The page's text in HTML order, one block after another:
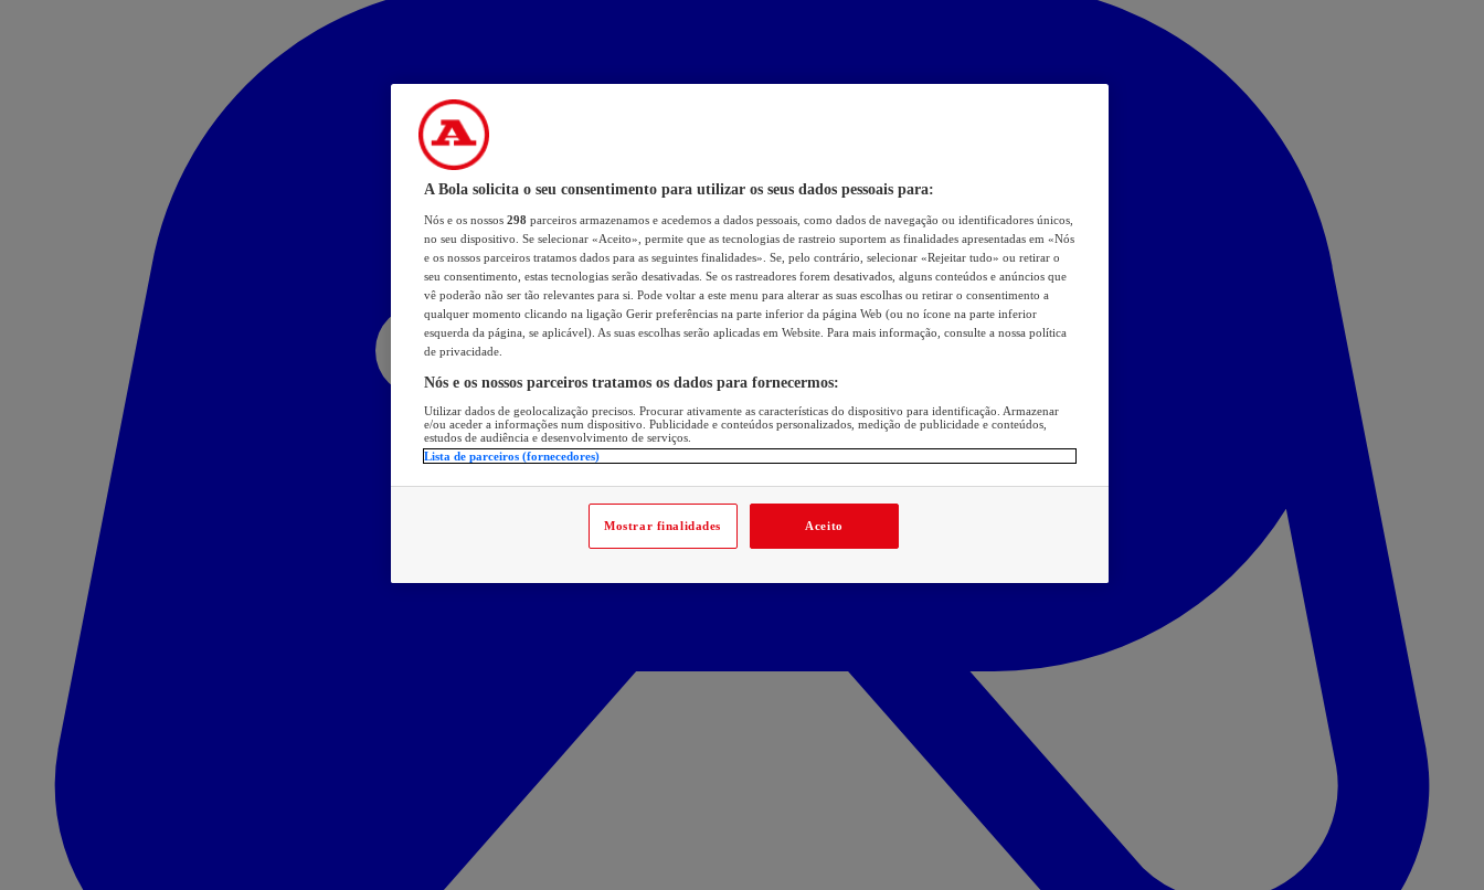
A Bola solicita o seu consentimento para utilizar os seus dados pessoais para:
Nós e os nossos 298 parceiros armazenamos e acedemos a dados pessoais, como dados de navegação ou identificadores únicos,
no seu dispositivo. Se selecionar «Aceito», permite que as tecnologias de rastreio suportem as finalidades apresentadas em «Nós
e os nossos parceiros tratamos dados para as seguintes finalidades». Se, pelo contrário, selecionar «Rejeitar tudo» ou retirar o
seu consentimento, estas tecnologias serão desativadas. Se os rastreadores forem desativados, alguns conteúdos e anúncios que
vê poderão não ser tão relevantes para si. Pode voltar a este menu para alterar as suas escolhas ou retirar o consentimento a
qualquer momento clicando na ligação Gerir preferências na parte inferior da página Web (ou no ícone na parte inferior
esquerda da página, se aplicável). As suas escolhas serão aplicadas em Website. Para mais informação, consulte a nossa política
de privacidade.
Nós e os nossos parceiros tratamos os dados para fornecermos:
Utilizar dados de geolocalização precisos. Procurar ativamente as características do dispositivo para identificação. Armazenar
e/ou aceder a informações num dispositivo. Publicidade e conteúdos personalizados, medição de publicidade e conteúdos,
estudos de audiência e desenvolvimento de serviços.
Lista de parceiros (fornecedores)
Mostrar finalidades Aceito